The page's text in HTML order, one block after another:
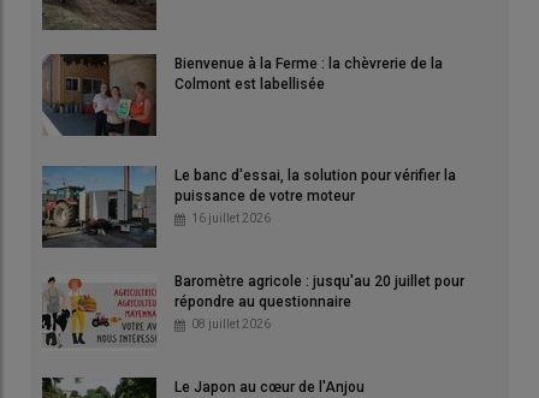
Bienvenue à la Ferme : la chèvrerie de la
Colmont est labellisée
Le banc d'essai, la solution pour vérifier la
puissance de votre moteur
16 juillet 2026
Baromètre agricole : jusqu'au 20 juillet pour
répondre au questionnaire
08 juillet 2026
Le Japon au cœur de l'Anjou